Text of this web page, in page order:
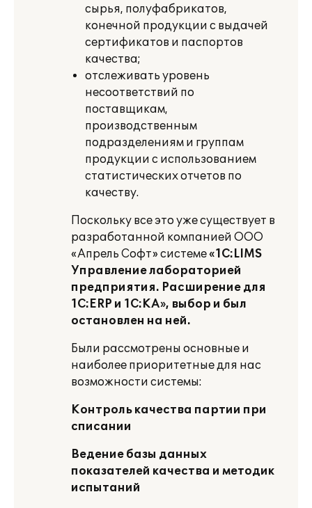
сырья, полуфабрикатов,
конечной продукции с выдачей
сертификатов и паспортов
качества;
отслеживать уровень
несоответствий по
поставщикам,
производственным
подразделениям и группам
продукции с использованием
статистических отчетов по
качеству.
Поскольку все это уже существует в
разработанной компанией ООО
«Апрель Софт» системе«1С:LIMS
Управление лабораторией
предприятия. Расширение для
1С:ERP и 1С:КА», выбор и был
остановлен на ней.
Были рассмотрены основные и
наиболее приоритетные для нас
возможности системы:
Контроль качества партии при
списании
Ведение базы данных
показателей качества и методик
испытаний